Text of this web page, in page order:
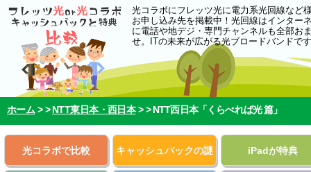
光コラボにフレッツ光に電力系光回線など
お申し込み先を掲載中！光回線はインター
に電話や地デジ・専門チャンネルも全部お
せ。ITの未来が広がる光ブロードバンドで
ホーム > >NTT東日本・西日本 > >NTT西日本「くらべれば光 篇」
光コラボで比較 キャッシュバックの謎 iPadが特典